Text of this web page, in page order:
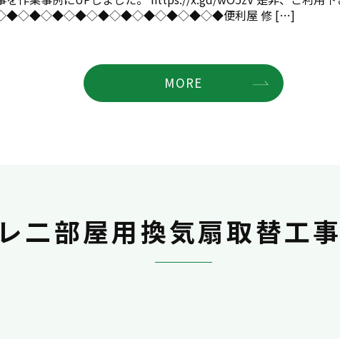
便利屋 修 […]
MORE
二部屋用換気扇取替工